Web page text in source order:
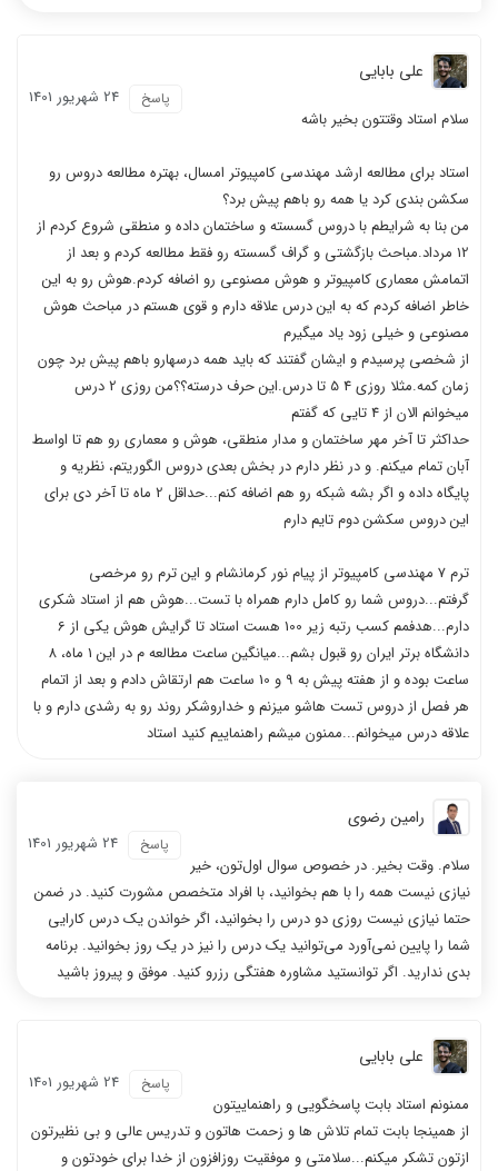
علی بابایی
24 شهریور 1401 پاسخ
سلام استاد وقتتون بخیر باشه
استاد برای مطالعه ارشد مهندسی کامپیوتر امسال، بهتره مطالعه دروس رو
سکشن بندی کرد یا همه رو باهم پیش برد؟
من بنا به شرایطم با دروس گسسته و ساختمان داده و منطقی شروع کردم از
12 مرداد.مباحث بازگشتی و گراف گسسته رو فقط مطالعه کردم و بعد از
اتمامش معماری کامپیوتر و هوش مصنوعی رو اضافه کردم.هوش رو به این
خاطر اضافه کردم که به این درس علاقه دارم و قوی هستم در مباحث هوش
مصنوعی و خیلی زود یاد میگیرم
از شخصی پرسیدم و ایشان گفتند که باید همه درسهارو باهم پیش برد چون
زمان کمه.مثلا روزی 4 5 تا درس.این حرف درسته؟؟من روزی 2 درس
میخوانم الان از 4 تایی که گفتم
حداکثر تا آخر مهر ساختمان و مدار منطقی، هوش و معماری رو هم تا اواسط
آبان تمام میکنم. و در نظر دارم در بخش بعدی دروس الگوریتم، نظریه و
پایگاه داده و اگر بشه شبکه رو هم اضافه کنم...حداقل 2 ماه تا آخر دی برای
این دروس سکشن دوم تایم دارم
ترم 7 مهندسی کامپیوتر از پیام نور کرمانشام و این ترم رو مرخصی
گرفتم...دروس شما رو کامل دارم همراه با تست...هوش هم از استاد شکری
دارم...هدفمم کسب رتبه زیر 100 هست استاد تا گرایش هوش یکی از 6
دانشگاه برتر ایران رو قبول بشم...میانگین ساعت مطالعه م در این 1 ماه، 8
ساعت بوده و از هفته پیش به 9 و 10 ساعت هم ارتقاش دادم و بعد از اتمام
هر فصل از دروس تست هاشو میزنم و خداروشکر روند رو به رشدی دارم و با
علاقه درس میخوانم...ممنون میشم راهنماییم کنید استاد
رامین رضوی
24 شهریور 1401 پاسخ
سلام. وقت بخیر. در خصوص سوال اول‌تون، خیر
نیازی نیست همه را با هم بخوانید، با افراد متخصص مشورت کنید. در ضمن
حتما نیازی نیست روزی دو درس را بخوانید، اگر خواندن یک درس کارایی
شما را پایین نمی‌آورد می‌توانید یک درس را نیز در یک روز بخوانید. برنامه
بدی ندارید. اگر توانستید مشاوره هفتگی رزرو کنید. موفق و پیروز باشید
علی بابایی
24 شهریور 1401 پاسخ
ممنونم استاد بابت پاسخگویی و راهنماییتون
از همینجا بابت تمام تلاش ها و زحمت هاتون و تدریس عالی و بی نظیرتون
ازتون تشکر میکنم...سلامتی و موفقیت روزافزون از خدا برای خودتون و